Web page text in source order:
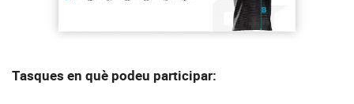
Tasques en què podeu participar: